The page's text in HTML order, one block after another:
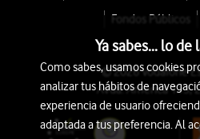
Fondos Públicos
© 2026 Vodafone
Avda. América 115,
Ya sabes... lo de
Como sabes, usamos cookies
analizar tus hábitos de
experiencia de usuario
adaptada a tus preferencia. Al